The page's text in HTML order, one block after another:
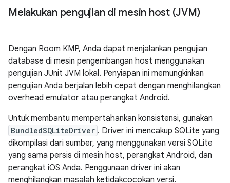
Melakukan pengujian di mesin host (JVM)
Dengan Room KMP, Anda dapat menjalankan pengujian
database di mesin pengembangan host menggunakan
pengujian JUnit JVM lokal. Penyiapan ini memungkinkan
pengujian Anda berjalan lebih cepat dengan menghilangkan
overhead emulator atau perangkat Android.
Untuk membantu mempertahankan konsistensi, gunakan
BundledSQLiteDriver . Driver ini mencakup SQLite yang
dikompilasi dari sumber, yang menggunakan versi SQLite
yang sama persis di mesin host, perangkat Android, dan
perangkat iOS Anda. Penggunaan driver ini akan
menghilangkan masalah ketidakcocokan versi.